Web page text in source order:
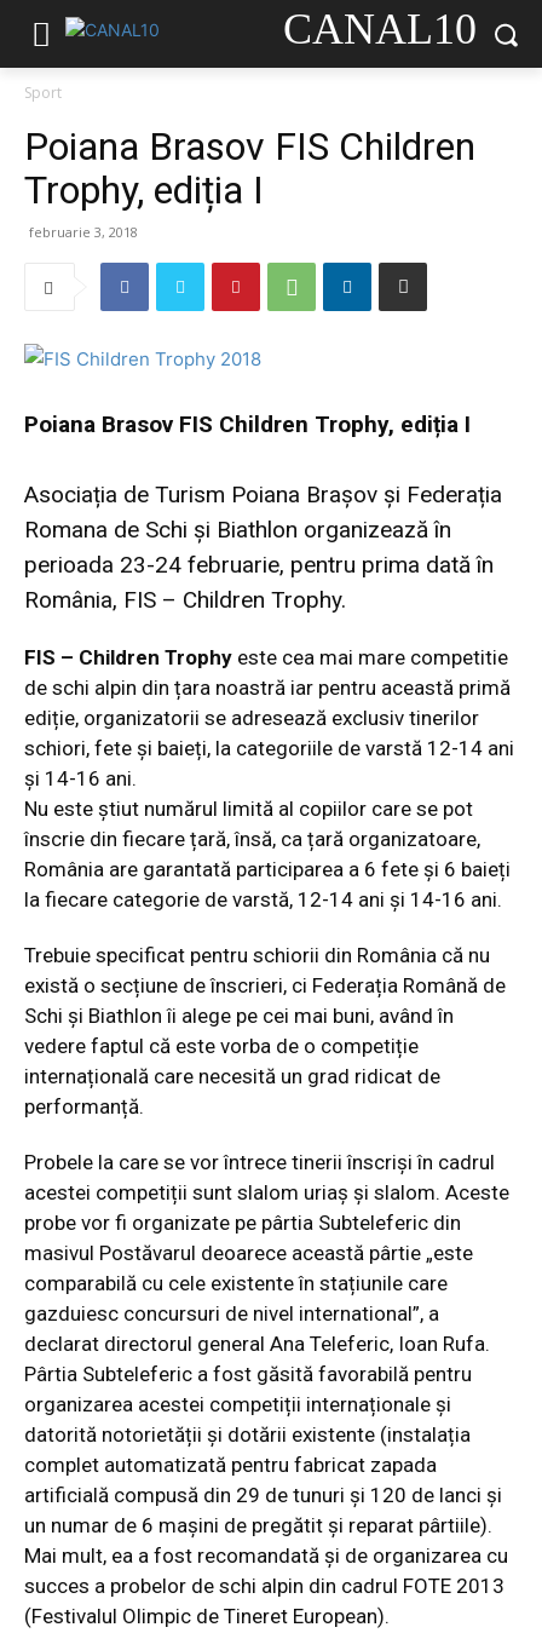
CANAL10
Sport
Poiana Brasov FIS Children
Trophy, ediția I
februarie 3, 2018
Poiana Brasov FIS Children Trophy, ediția I
Asociația de Turism Poiana Brașov și Federația
Romana de Schi și Biathlon organizează în
perioada 23-24 februarie, pentru prima dată în
România, FIS – Children Trophy.
FIS – Children Trophy este cea mai mare competitie
de schi alpin din țara noastră iar pentru această primă
ediție, organizatorii se adresează exclusiv tinerilor
schiori, fete și baieți, la categoriile de varstă 12-14 ani
și 14-16 ani.
Nu este știut numărul limită al copiilor care se pot
înscrie din fiecare țară, însă, ca țară organizatoare,
România are garantată participarea a 6 fete și 6 baieți
la fiecare categorie de varstă, 12-14 ani și 14-16 ani.
Trebuie specificat pentru schiorii din România că nu
există o secțiune de înscrieri, ci Federația Română de
Schi și Biathlon îi alege pe cei mai buni, având în
vedere faptul că este vorba de o competiție
internațională care necesită un grad ridicat de
performanță.
Probele la care se vor întrece tinerii înscriși în cadrul
acestei competiții sunt slalom uriaș și slalom. Aceste
probe vor fi organizate pe pârtia Subteleferic din
masivul Postăvarul deoarece această pârtie „este
comparabilă cu cele existente în stațiunile care
gazduiesc concursuri de nivel international”, a
declarat directorul general Ana Teleferic, Ioan Rufa.
Pârtia Subteleferic a fost găsită favorabilă pentru
organizarea acestei competiții internaționale și
datorită notorietății și dotării existente (instalația
complet automatizată pentru fabricat zapada
artificială compusă din 29 de tunuri și 120 de lanci și
un numar de 6 mașini de pregătit și reparat pârtiile).
Mai mult, ea a fost recomandată și de organizarea cu
succes a probelor de schi alpin din cadrul FOTE 2013
(Festivalul Olimpic de Tineret European).